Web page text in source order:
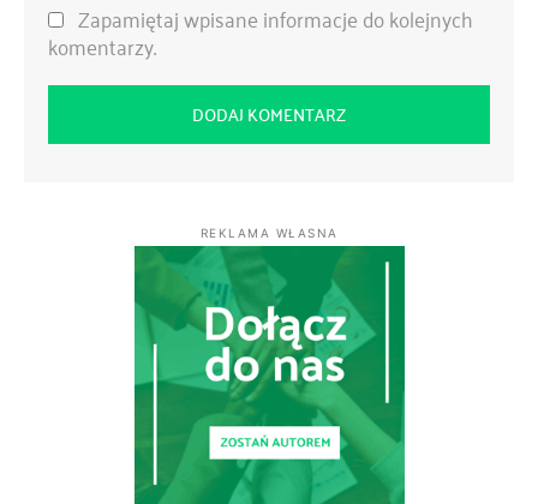
Zapamiętaj wpisane informacje do kolejnych
komentarzy.
REKLAMA WŁASNA